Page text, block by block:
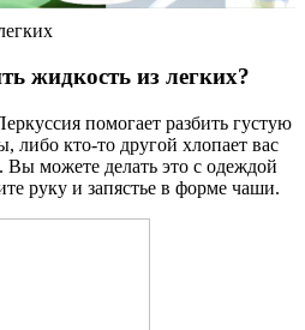
жидкость из легких?
помогает разбить густую
либо кто-то другой хлопает вас
можете делать это с одеждой
руку и запястье в форме чаши.